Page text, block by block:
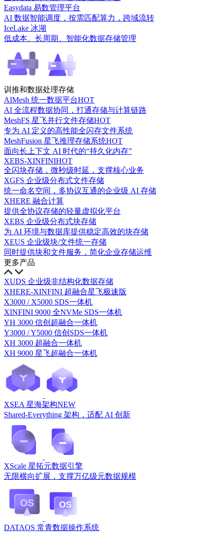
Easydata 易数管理平台
AI 数据智能调度，按需匹配算力，跨域流转
IceLake 冰湖
低成本、长周期、智能化数据存储管理
训推和数据处理存储
AIMesh 统一数据平台HOT
AI 全流程数据协同，打通存储与计算链路
MeshFS 星飞并行文件存储HOT
专为 AI 定义的高性能全闪存文件系统
MeshFusion 星飞推理存储系统HOT
面向长上下文 AI 时代的“持久化内存”
XEBS-XINFINIHOT
全闪块存储，微秒级时延，支撑核心业务
XGFS 企业级分布式文件存储
统一命名空间，多协议互通的企业级 AI 存储
XHERE 融合计算
提供全协议存储的轻量虚拟化平台
XEBS 企业级分布式块存储
为 AI 环境与数据库提供稳定高效的块存储
XEUS 企业级块/文件统一存储
同时提供块和文件服务，简化企业存储运维
更多产品
XUDS 企业级非结构化数据存储
XHERE-XINFINI 超融合星飞极速版
X3000 / X5000 SDS一体机
XINFINI 9000 全NVMe SDS一体机
YH 3000 信创超融合一体机
Y3000 / Y5000 信创SDS一体机
XH 3000 超融合一体机
XH 9000 星飞超融合一体机
XSEA 星海架构NEW
Shared-Everything 架构，适配 AI 创新
XScale 星拓元数据引擎
无限横向扩展，支撑万亿级元数据规模
DATAOS 常青数据操作系统